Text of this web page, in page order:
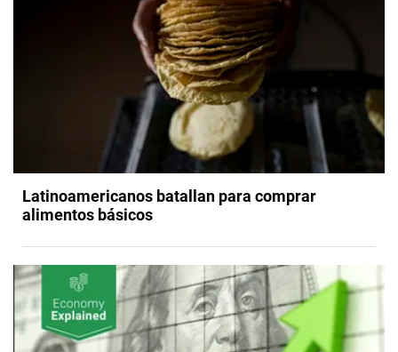
Latinoamericanos batallan para comprar
alimentos básicos